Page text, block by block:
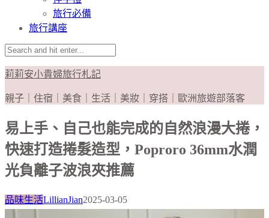
旅行必備
旅行講座
莉莉安小貴婦旅行札記
親子｜住宿｜美食｜生活｜美妝｜穿搭｜歐洲旅遊部落客
易上手、自己也能完成的自然浪漫大捲，
快速打造捲髮造型，Poproro 36mm水潤
光負離子波浪夾推薦
品味生活LillianJian2025-03-05